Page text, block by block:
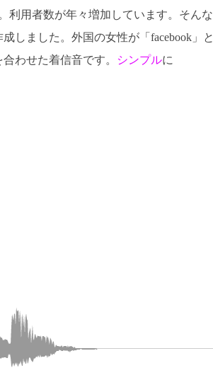
利用者数が年々増加しています。そんな
しました。外国の女性が「facebook」と
わせた着信音です。
シンプルに